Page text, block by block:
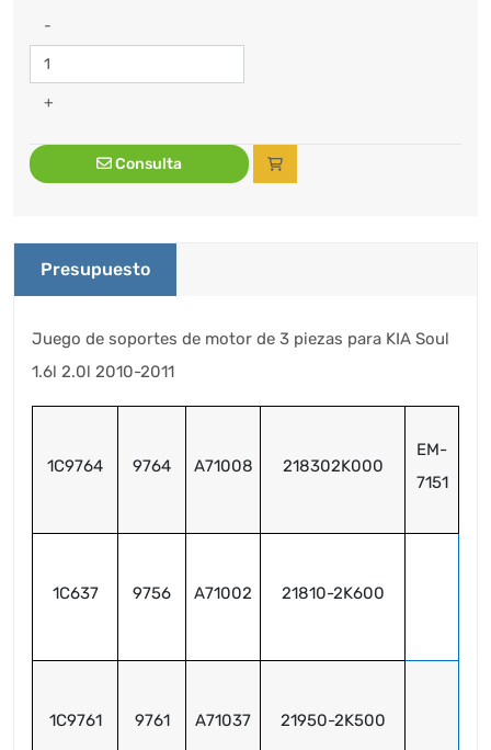
-
+
Consulta
Presupuesto
Juego de soportes de motor de 3 piezas para KIA Soul
1.6l 2.0l 2010-2011
1C9764 9764 A71008 218302K000
EM-
7151
1C637 9756 A71002 21810-2K600
1C9761 9761 A71037 21950-2K500